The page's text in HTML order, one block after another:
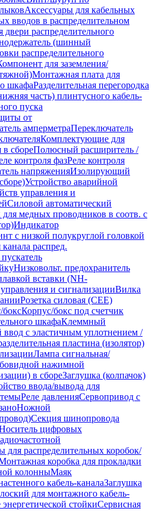
Аксессуары для кабельных
вводов в распределительном
распределительного
(шинный
распределительного
для заземления/
Монтажная плата для
шкафаРазделительная перегородка
часть) плинтусного кабель-
пуска
от
амперметраПереключатель
Комплектующие для
сбореПолюсный расширитель /
контроля фазРеле контроля
напряженияИзолирующий
Устройство аварийной
управления и
Силовой автоматический
медных проводников в соотв. с
Индикатор
с низкой полукруглой головкой
распред.
Низковольт. предохранитель
вставки (NH-
и сигнализацииВилка
Розетка силовая (CEE)
Корпус/бокс под счетчик
шкафаКлеммный
ввод с эластичным уплотнением /
пластина (изолятор)
Лампа сигнальная/
нажимной
в сбореЗаглушка (колпачок)
ввода/вывода для
Реле давленияСервопривод с
Ножной
Секция шинопровода
цифровых
для распределительных коробок/
коробка для прокладки
колонныМаяк
кабель-каналаЗаглушка
для монтажного кабель-
стойкиСервисная